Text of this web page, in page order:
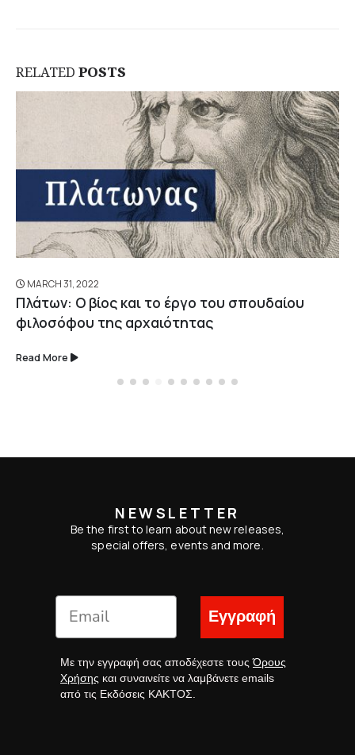
RELATED POSTS
MARCH 31, 2022
Πλάτων: Ο βίος και το έργο του σπουδαίου
φιλοσόφου της αρχαιότητας
Read More
NEWSLETTER
Be the first to learn about new releases,
special offers, events and more.
Εγγραφή
Με την εγγραφή σας αποδέχεστε τουςΌρους
Χρήσης και συναινείτε να λαμβάνετε emails
από τις Εκδόσεις ΚΑΚΤΟΣ.